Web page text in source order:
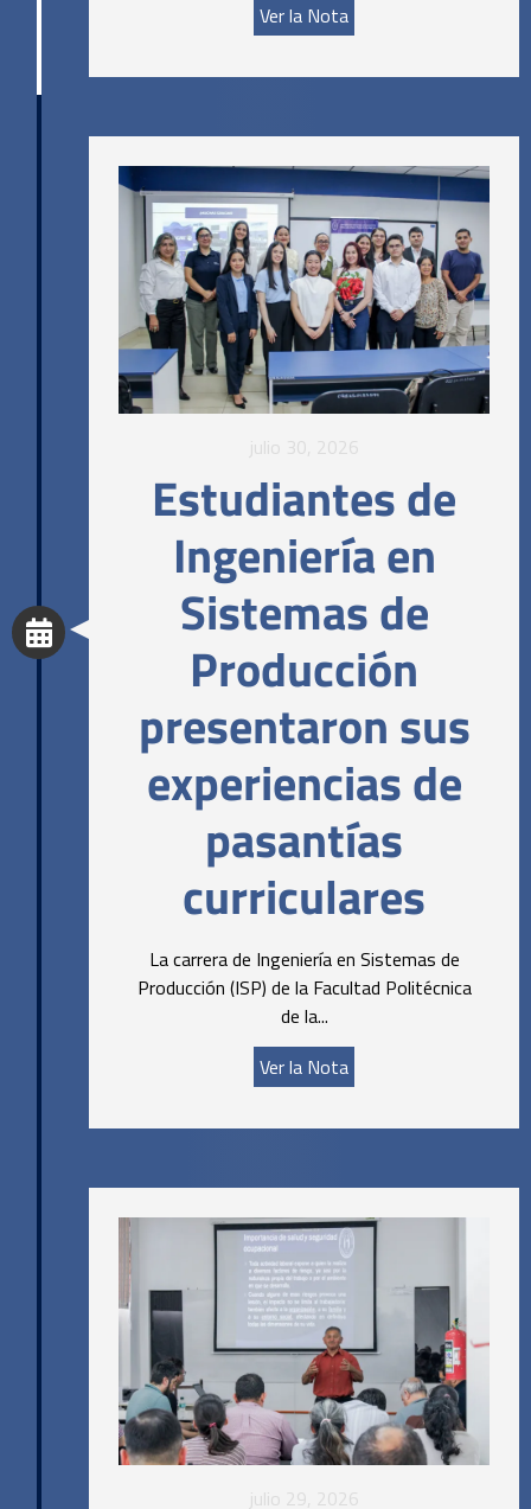
Ver la Nota
julio 30, 2026
Estudiantes de
Ingeniería en
Sistemas de
Producción
presentaron sus
experiencias de
pasantías
curriculares
La carrera de Ingeniería en Sistemas de
Producción (ISP) de la Facultad Politécnica
de la...
Ver la Nota
julio 29, 2026